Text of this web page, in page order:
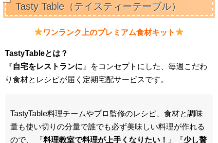
Tasty Table（テイスティーテーブル）
ワンランク上のプレミアム食材キット
TastyTableとは？
『自宅をレストランに 』をコンセプトにした、毎週こだわ
り食材とレシピが届く定期宅配サービスです。
TastyTable料理チームやプロ監修のレシピ、食材と調味
量も使い切りの分量で誰でも必ず美味しい料理が作れる
ので、 『料理教室で料理が上手くなりたい！ 』『少し贅